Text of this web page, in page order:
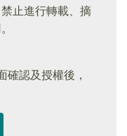
止進行轉載、摘
確認及授權後，